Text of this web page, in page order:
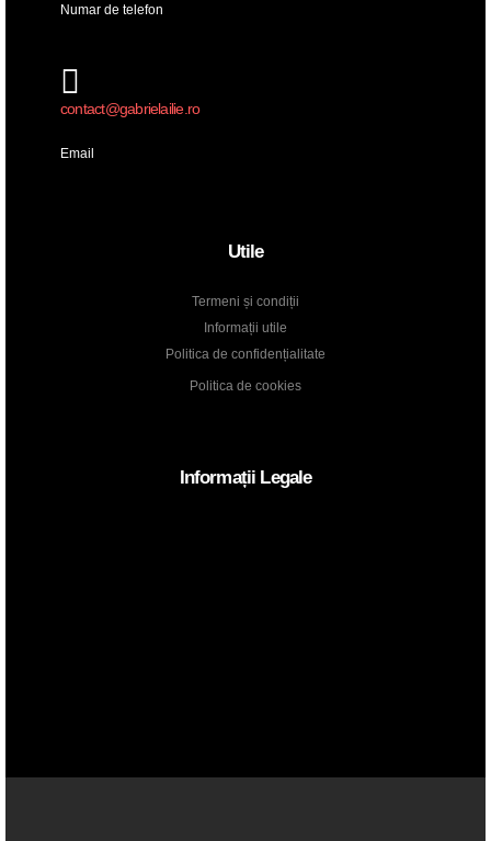
Numar de telefon
contact@gabrielailie.ro
Email
Utile
Termeni și condiții
Informații utile
Politica de confidențialitate
Politica de cookies
Informații Legale